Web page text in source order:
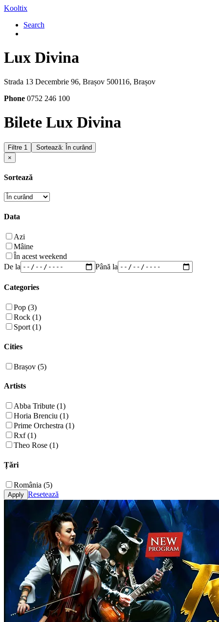
Kooltix
Search
Lux Divina
Strada 13 Decembrie 96, Brașov 500116, Brașov
Phone 0752 246 100
Bilete Lux Divina
Filtre 1
Sortează: În curând
×
Sortează
Data
Azi
Mâine
În acest weekend
De la
Până la
Categories
Pop (3)
Rock (1)
Sport (1)
Cities
Brașov (5)
Artists
Abba Tribute (1)
Horia Brenciu (1)
Prime Orchestra (1)
Rxf (1)
Theo Rose (1)
Țări
România (5)
Resetează